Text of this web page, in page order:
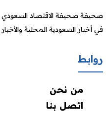
صحيفة صحيفة الاقتصاد
في أخبار السعودية المحلية
روابط
من نحن
اتصل بنا